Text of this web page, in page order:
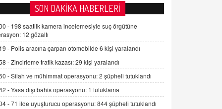
FARUK ÖNALAN
Tezkere Onaylanmasaydı…
2 Kasım 2021 Salı 00:11
AV. DOĞAN CAN DOĞAN
Kişisel verilerin korunması ve dijital
hukukun gelişimi
15.09.2025 16:17
SEHER EREK
SON DAKİKA HABERLERİ
- 198 saatlik kamera incelemesiyle suç örgütüne
12 gözaltı
- Polis aracına çarpan otomobilde 6 kişi yaralandı
-Zincirleme trafik kazası: 29 kişi yaralandı
-Silah ve mühimmat operasyonu: 2 şüpheli tutuklandı
-Yasa dışı bahis operasyonu: 1 tutuklama
-71 ilde uyuşturucu operasyonu: 844 şüpheli tutuklandı